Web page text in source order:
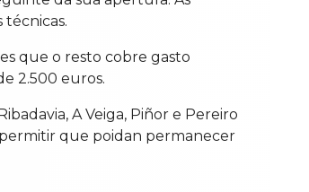
que o resto cobre gasto
2.500 euros.
A Veiga, Piñor e Pereiro
que poidan permanecer